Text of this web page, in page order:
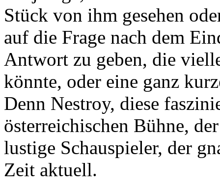
Stück von ihm gesehen
auf die Frage nach dem
Antwort zu geben, die
könnte, oder eine ganz
Denn Nestroy, diese
österreichischen Bühne,
lustige Schauspieler, der
Zeit aktuell.